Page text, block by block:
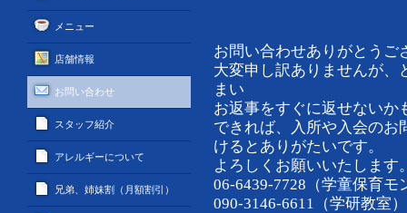
お問い合わせありがとうご
大変申し訳ありませんが、
まい
お返事をすぐに返せないか
できれば、入所や入会のお
けるとありがたいです。
よろしくお願いいたします
06-6439-7728（学童保育モ
090-3146-6611（学研教室）
メニュー
店舗情報
お問い合わせ
スタッフ紹介
アレルギーについて
兄弟、姉妹割（月額割引）